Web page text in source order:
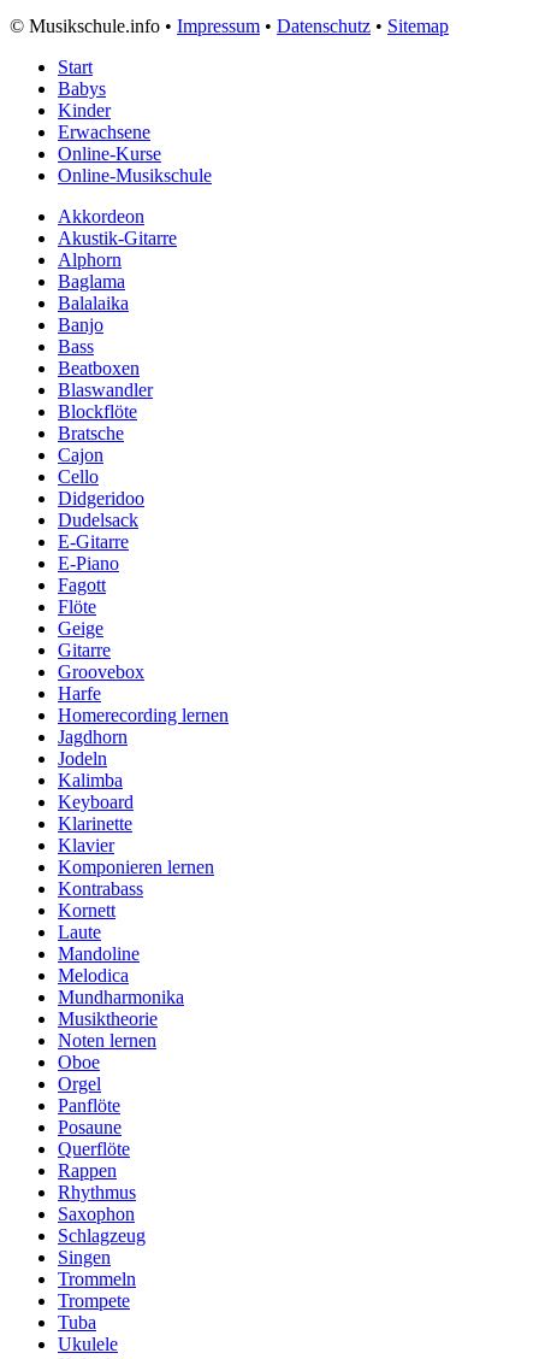
© Musikschule.info • Impressum • Datenschutz • Sitemap
Start
Babys
Kinder
Erwachsene
Online-Kurse
Online-Musikschule
Akkordeon
Akustik-Gitarre
Alphorn
Baglama
Balalaika
Banjo
Bass
Beatboxen
Blaswandler
Blockflöte
Bratsche
Cajon
Cello
Didgeridoo
Dudelsack
E-Gitarre
E-Piano
Fagott
Flöte
Geige
Gitarre
Groovebox
Harfe
Homerecording lernen
Jagdhorn
Jodeln
Kalimba
Keyboard
Klarinette
Klavier
Komponieren lernen
Kontrabass
Kornett
Laute
Mandoline
Melodica
Mundharmonika
Musiktheorie
Noten lernen
Oboe
Orgel
Panflöte
Posaune
Querflöte
Rappen
Rhythmus
Saxophon
Schlagzeug
Singen
Trommeln
Trompete
Tuba
Ukulele